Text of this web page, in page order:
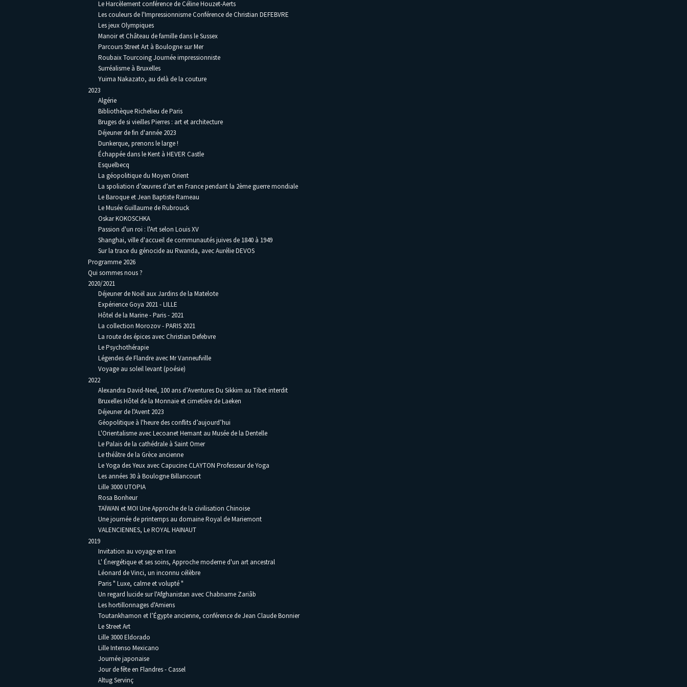
Le Harcèlement conférence de Céline Houzet-Aerts
Les couleurs de l'Impressionnisme Conférence de Christian DEFEBVRE
Les jeux Olympiques
Manoir et Château de famille dans le Sussex
Parcours Street Art à Boulogne sur Mer
Roubaix Tourcoing Journée impressionniste
Surréalisme à Bruxelles
Yuima Nakazato, au delà de la couture
2023
Algérie
Bibliothèque Richelieu de Paris
Bruges de si vieilles Pierres : art et architecture
Déjeuner de fin d'année 2023
Dunkerque, prenons le large !
Échappée dans le Kent à HEVER Castle
Esquelbecq
La géopolitique du Moyen Orient
La spoliation d’œuvres d’art en France pendant la 2ème guerre mondiale
Le Baroque et Jean Baptiste Rameau
Le Musée Guillaume de Rubrouck
Oskar KOKOSCHKA
Passion d'un roi : l'Art selon Louis XV
Shanghai, ville d'accueil de communautés juives de 1840 à 1949
Sur la trace du génocide au Rwanda, avec Aurélie DEVOS
Programme 2026
Qui sommes nous ?
2020/2021
Déjeuner de Noël aux Jardins de la Matelote
Expérience Goya 2021 - LILLE
Hôtel de la Marine - Paris - 2021
La collection Morozov - PARIS 2021
La route des épices avec Christian Defebvre
Le Psychothérapie
Légendes de Flandre avec Mr Vanneufville
Voyage au soleil levant (poésie)
2022
Alexandra David-Neel, 100 ans d’Aventures Du Sikkim au Tibet interdit
Bruxelles Hôtel de la Monnaie et cimetière de Laeken
Déjeuner de l'Avent 2023
Géopolitique à l'heure des conflits d’aujourd’hui
L'Orientalisme avec Lecoanet Hemant au Musée de la Dentelle
Le Palais de la cathédrale à Saint Omer
Le théâtre de la Grèce ancienne
Le Yoga des Yeux avec Capucine CLAYTON Professeur de Yoga
Les années 30 à Boulogne Billancourt
Lille 3000 UTOPIA
Rosa Bonheur
TAÏWAN et MOI Une Approche de la civilisation Chinoise
Une journée de printemps au domaine Royal de Mariemont
VALENCIENNES, Le ROYAL HAINAUT
2019
Invitation au voyage en Iran
L' Énergétique et ses soins, Approche moderne d'un art ancestral
Léonard de Vinci, un inconnu célèbre
Paris " Luxe, calme et volupté "
Un regard lucide sur l'Afghanistan avec Chabname Zariâb
Les hortillonnages d'Amiens
Toutankhamon et l’Égypte ancienne, conférence de Jean Claude Bonnier
Le Street Art
Lille 3000 Eldorado
Lille Intenso Mexicano
Journée japonaise
Jour de fête en Flandres - Cassel
Altug Servinç